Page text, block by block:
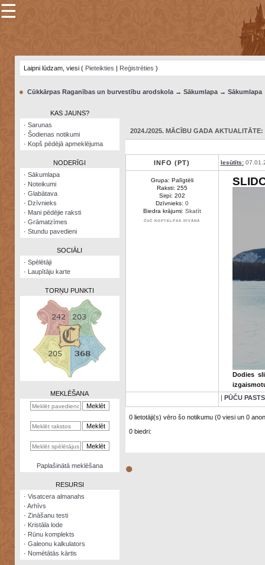
×
Šodienas
notikumi
Visatcera
almanahs
Arhīvs
Zināšanu
kalkulators
Nomētātās
☰
Laipni lūdzam, viesi ( Pieteikties | Reģistrēties )
● Cūkkārpas Raganības un burvestību arodskola→ Sākumlapa→ Sākumlapa
KAS JAUNS?
· Sarunas
· Šodienas notikumi
· Kopš pēdējā apmeklējuma
NODERĪGI
· Sākumlapa
· Noteikumi
· Glabātava
· Dzīvnieks
· Mani pēdējie raksti
· Grāmatzīmes
· Stundu pavedieni
SOCIĀLI
· Spēlētāji
· Laupītāju karte
TORŅU PUNKTI
MEKLĒŠANA
Paplašinātā meklēšana
RESURSI
· Visatcera almanahs
· Arhīvs
· Zināšanu testi
· Kristāla lode
· Rūnu komplekts
· Galeonu kalkulators
· Nomētātās kārtis
2024./2025. MĀCĪBU GADA AKTUALITĀTE:
INFO (PT) Iesūtīts:
Grupa: Palīgtēli
Raksti: 255
Sirpi: 202
Dzīvnieks: 0
Biedra krājumi: Skatīt
ČUČ KOPTELPAS DĪVĀNĀ
Dodies
| PŪČU PASTS
0 lietotāji(s) vēro šo notikumu (0 viesi un 0
0 biedri:
●